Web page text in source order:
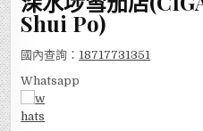
Shui Po)
國內查詢： 18717731351
Whatsapp